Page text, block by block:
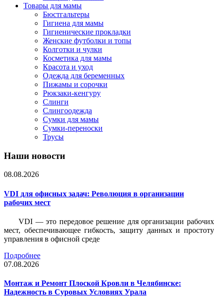
Товары для мамы
Бюстгальтеры
Гигиена для мамы
Гигиенические прокладки
Женские футболки и топы
Колготки и чулки
Косметика для мамы
Красота и уход
Одежда для беременных
Пижамы и сорочки
Рюкзаки-кенгуру
Слинги
Слингоодежда
Сумки для мамы
Сумки-переноски
Трусы
Наши новости
08.08.2026
VDI для офисных задач: Революция в организации
рабочих мест
VDI — это передовое решение для организации рабочих
мест, обеспечивающее гибкость, защиту данных и простоту
управления в офисной среде
Подробнее
07.08.2026
Монтаж и Ремонт Плоской Кровли в Челябинске:
Надежность в Суровых Условиях Урала